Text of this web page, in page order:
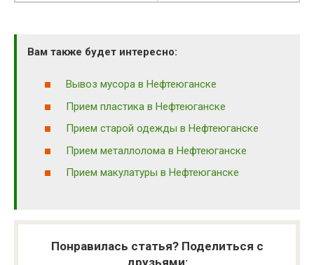
Вам также будет интересно:
Вывоз мусора в Нефтеюганске
Прием пластика в Нефтеюганске
Прием старой одежды в Нефтеюганске
Прием металлолома в Нефтеюганске
Прием макулатуры в Нефтеюганске
Понравилась статья? Поделиться с